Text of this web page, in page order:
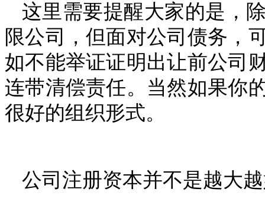
这里需要提醒大家的是，
限公司，但面对公司债务，
如不能举证证明出让前公司
连带清偿责任。当然如果你
很好的组织形式。
公司注册资本并不是越大